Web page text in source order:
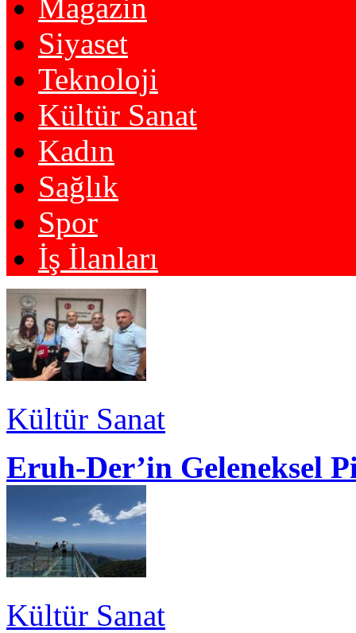
Magazin
Siyaset
Teknoloji
Kültür Sanat
Kadın
Sağlık
Spor
İş İlanları
Kültür Sanat
Eruh-Der’in Geleneksel
Kültür Sanat